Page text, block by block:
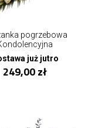
pogrzebowa
już jutro
249,00 zł